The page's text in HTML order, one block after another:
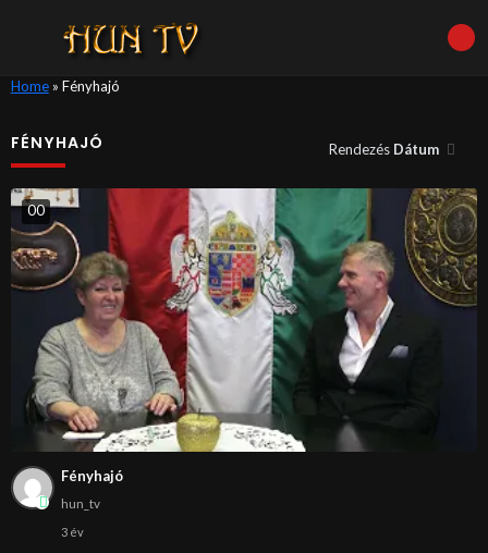
Home» Fényhajó
FÉNYHAJÓ Rendezés Dátum
00
Fényhajó
hun_tv
3 év